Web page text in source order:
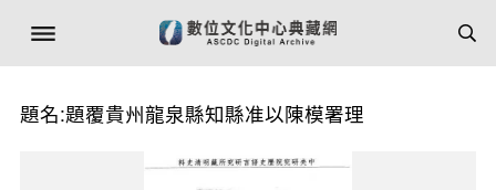
題名:題覆貴州龍泉縣知縣准以陳模署理